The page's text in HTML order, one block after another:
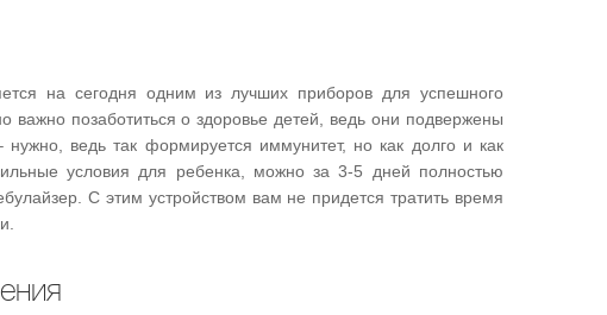
на сегодня одним из лучших приборов для успешного
позаботиться о здоровье детей, ведь они подвержены
ведь так формируется иммунитет, но как долго и как
условия для ребенка, можно за 3-5 дней полностью
С этим устройством вам не придется тратить время